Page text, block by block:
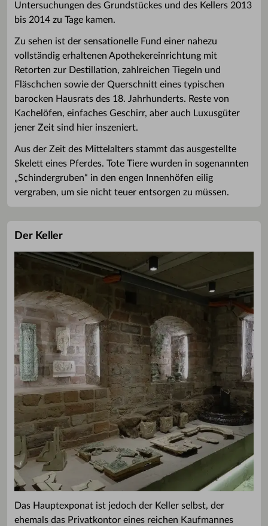
Untersuchungen des Grundstückes und des Kellers 2013
bis 2014 zu Tage kamen.
Zu sehen ist der sensationelle Fund einer nahezu
vollständig erhaltenen Apothekereinrichtung mit
Retorten zur Destillation, zahlreichen Tiegeln und
Fläschchen sowie der Querschnitt eines typischen
barocken Hausrats des 18. Jahrhunderts. Reste von
Kachelöfen, einfaches Geschirr, aber auch Luxusgüter
jener Zeit sind hier inszeniert.
Aus der Zeit des Mittelalters stammt das ausgestellte
Skelett eines Pferdes. Tote Tiere wurden in sogenannten
„Schindergruben“ in den engen Innenhöfen eilig
vergraben, um sie nicht teuer entsorgen zu müssen.
Der Keller
Das Hauptexponat ist jedoch der Keller selbst, der
ehemals das Privatkontor eines reichen Kaufmannes